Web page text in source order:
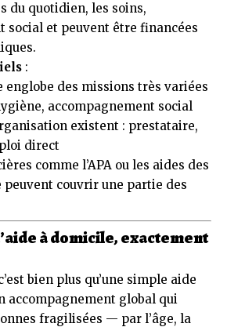
du quotidien, les soins,
social et peuvent être financées
:
englobe des missions très variées
accompagnement social
existent : prestataire,
direct
comme l’APA ou les aides des
peuvent couvrir une partie des
à domicile, exactement
bien plus qu’une simple aide
accompagnement global qui
fragilisées — par l’âge, la